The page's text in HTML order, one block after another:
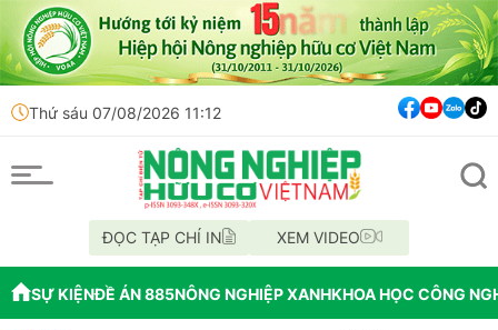
Thứ sáu 07/08/2026 11:12
ĐỌC TẠP CHÍ IN XEM VIDEO
SỰ KIỆNĐỀ ÁN 885NÔNG NGHIỆP XANHKHOA HỌC CÔNG